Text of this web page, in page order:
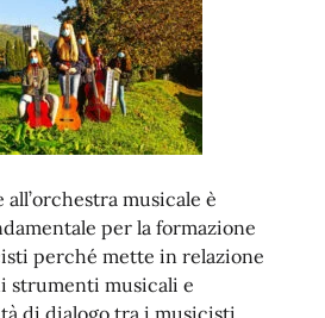
musicale è
per la formazione
perché mette in relazione
strumenti musicali e
di dialogo tra i musicisti.